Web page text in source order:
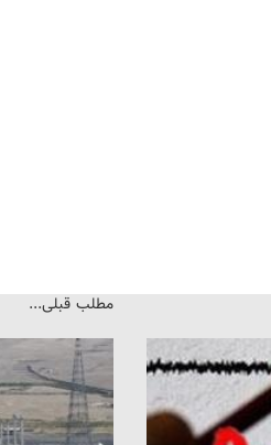
مطلب قبلی...